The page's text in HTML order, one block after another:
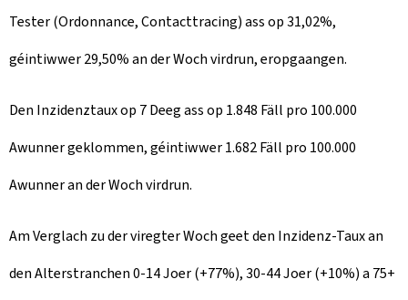
Tester (Ordonnance, Contacttracing) ass op 31,02%,
géintiwwer 29,50% an der Woch virdrun, eropgaangen.
Den Inzidenztaux op 7 Deeg ass op 1.848 Fäll pro 100.000
Awunner geklommen, géintiwwer 1.682 Fäll pro 100.000
Awunner an der Woch virdrun.
Am Verglach zu der viregter Woch geet den Inzidenz-Taux an
den Alterstranchen 0-14 Joer (+77%), 30-44 Joer (+10%) a 75+